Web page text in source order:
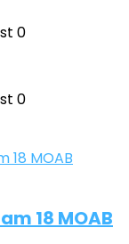
0
0
18 MOAB